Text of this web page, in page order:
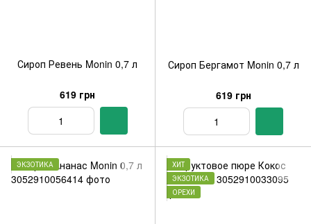
Сироп Ревень Monin 0,7 л
619 грн
Сироп Бергамот Monin 0,7 л
619 грн
ЭКЗОТИКА
ХИТ
ЭКЗОТИКА
ОРЕХИ